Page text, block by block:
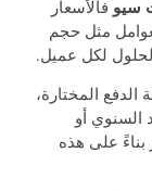
سيو فالأسعار
مثل حجم
لكل عميل.
المختارة،
السنوي أو
بناءً على هذه